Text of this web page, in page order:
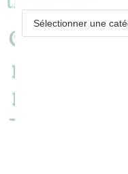
Catégories